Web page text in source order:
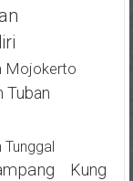
Mojokerto
Tuban
Kung